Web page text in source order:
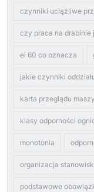
czynniki uciążliwe
czy praca na drabinie
ei 60 co oznacza
jakie czynniki
karta przeglądu
klasy odporności
monotonia
organizacja
podstawowe